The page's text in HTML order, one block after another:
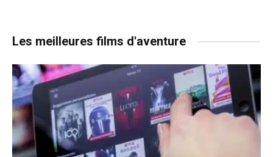
Les meilleures films d'aventure